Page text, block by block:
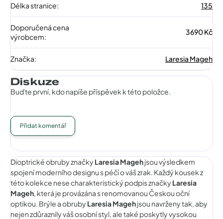
Délka stranice: 135
Doporučená cena
výrobcem:
3690 Kč
Značka: Laresia Mageh
Diskuze
Buďte první, kdo napíše příspěvek k této položce.
Přidat komentář
Dioptrické obruby značkyLaresia Magehjsou výsledkem
spojení moderního designu s péčí o váš zrak. Každý kousek z
této kolekce nese charakteristický podpis značkyLaresia
Mageh, která je provázána s renomovanou Českou oční
optikou. Brýle a obrubyLaresia Magehjsou navrženy tak, aby
nejen zdůraznily váš osobní styl, ale také poskytly vysokou